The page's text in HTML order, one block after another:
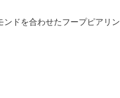
ドを合わせたフープピアリ